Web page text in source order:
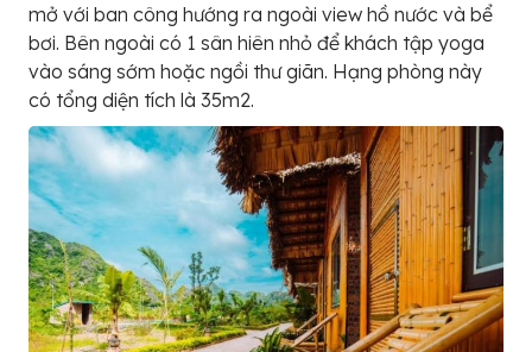
mở với ban công hướng ra ngoài view hồ nước và bể
bơi. Bên ngoài có 1 sân hiên nhỏ để khách tập yoga
vào sáng sớm hoặc ngồi thư giãn. Hạng phòng này
có tổng diện tích là 35m2.